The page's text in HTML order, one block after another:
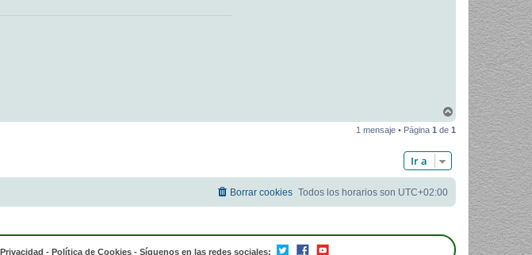
r
1 mensaje • Página 1 de 1
Ir a
Todos los horarios son UTC+02:00
Borrar cookies
- Política de Cookies - Síguenos en las redes sociales: